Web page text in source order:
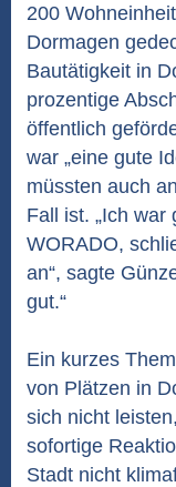
200
Dormagen
Bautätigkeit in
prozentige
öffentlich
war „eine gute
müssten auch
Fall ist. „Ich
WORADO,
an“, sagte
gut.“
Ein kurzes
von Plätzen in
sich nicht
sofortige
Stadt nicht